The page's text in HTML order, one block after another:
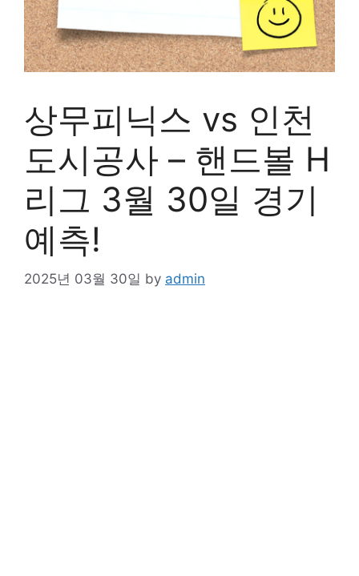
상무피닉스 vs 인천
도시공사 – 핸드볼 H
리그 3월 30일 경기
예측!
2025년 03월 30일 by admin